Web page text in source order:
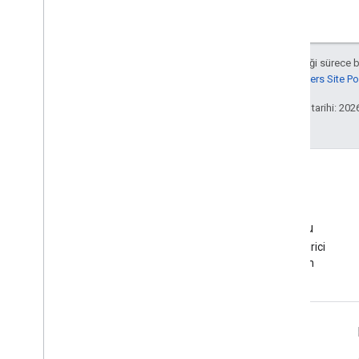
Aksi belirtilmediği sürece
Google Developers Site
Son güncelleme tarihi:
EMM Topluluğu
Android EMM geliştirici
topluluğuna katılın